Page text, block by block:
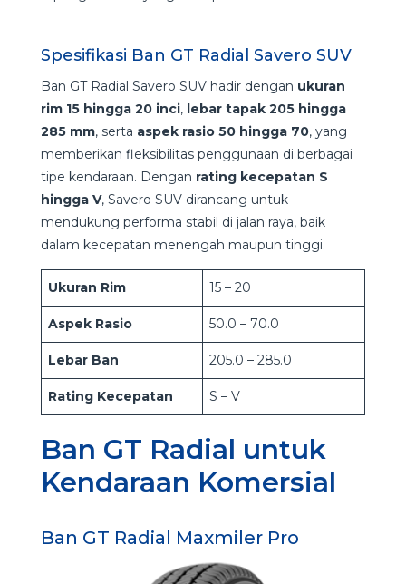
Spesifikasi Ban GT Radial Savero SUV
Ban GT Radial Savero SUV hadir dengan ukuran
rim 15 hingga 20 inci, lebar tapak 205 hingga
285 mm, serta aspek rasio 50 hingga 70, yang
memberikan fleksibilitas penggunaan di berbagai
tipe kendaraan. Dengan rating kecepatan S
hingga V, Savero SUV dirancang untuk
mendukung performa stabil di jalan raya, baik
dalam kecepatan menengah maupun tinggi.
Ukuran Rim 15 – 20
Aspek Rasio 50.0 – 70.0
Lebar Ban 205.0 – 285.0
Rating Kecepatan S – V
Ban GT Radial untuk
Kendaraan Komersial
Ban GT Radial Maxmiler Pro